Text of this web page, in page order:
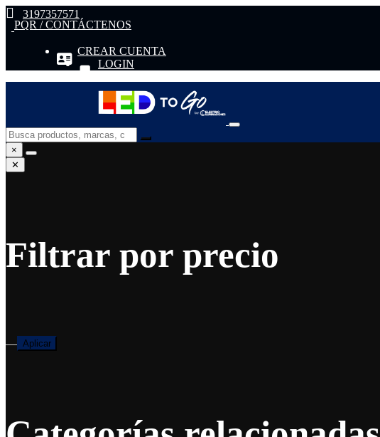
3197357571
PQR / CONTÁCTENOS
CREAR CUENTA
LOGIN
×
✕
Filtrar por precio
— Aplicar